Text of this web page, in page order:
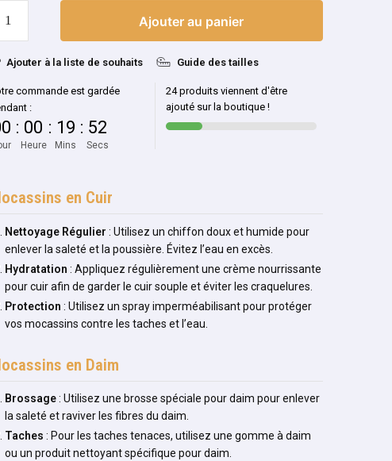
Ajouter au panier
Ajouter à la liste de souhaits Guide des tailles
commande est gardée
:
: 00
Heure
: 19
Mins
: 52
Secs
24 produits viennent d'être
ajouté sur la boutique !
en Cuir
Nettoyage Régulier : Utilisez un chiffon doux et humide pour
enlever la saleté et la poussière. Évitez l’eau en excès.
Hydratation : Appliquez régulièrement une crème nourrissante
pour cuir afin de garder le cuir souple et éviter les craquelures.
Protection : Utilisez un spray imperméabilisant pour protéger
vos mocassins contre les taches et l’eau.
en Daim
Brossage: Utilisez une brosse spéciale pour daim pour enlever
la saleté et raviver les fibres du daim.
Taches : Pour les taches tenaces, utilisez une gomme à daim
ou un produit nettoyant spécifique pour daim.